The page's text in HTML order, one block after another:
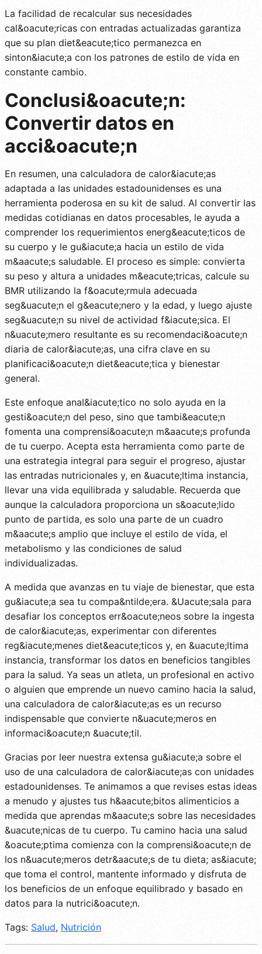
La facilidad de recalcular sus necesidades
cal&oacute;ricas con entradas actualizadas garantiza
que su plan diet&eacute;tico permanezca en
sinton&iacute;a con los patrones de estilo de vida en
constante cambio.
Conclusi&oacute;n:
Convertir datos en
acci&oacute;n
En resumen, una calculadora de calor&iacute;as
adaptada a las unidades estadounidenses es una
herramienta poderosa en su kit de salud. Al convertir las
medidas cotidianas en datos procesables, le ayuda a
comprender los requerimientos energ&eacute;ticos de
su cuerpo y le gu&iacute;a hacia un estilo de vida
m&aacute;s saludable. El proceso es simple: convierta
su peso y altura a unidades m&eacute;tricas, calcule su
BMR utilizando la f&oacute;rmula adecuada
seg&uacute;n el g&eacute;nero y la edad, y luego ajuste
seg&uacute;n su nivel de actividad f&iacute;sica. El
n&uacute;mero resultante es su recomendaci&oacute;n
diaria de calor&iacute;as, una cifra clave en su
planificaci&oacute;n diet&eacute;tica y bienestar
general.
Este enfoque anal&iacute;tico no solo ayuda en la
gesti&oacute;n del peso, sino que tambi&eacute;n
fomenta una comprensi&oacute;n m&aacute;s profunda
de tu cuerpo. Acepta esta herramienta como parte de
una estrategia integral para seguir el progreso, ajustar
las entradas nutricionales y, en &uacute;ltima instancia,
llevar una vida equilibrada y saludable. Recuerda que
aunque la calculadora proporciona un s&oacute;lido
punto de partida, es solo una parte de un cuadro
m&aacute;s amplio que incluye el estilo de vida, el
metabolismo y las condiciones de salud
individualizadas.
A medida que avanzas en tu viaje de bienestar, que esta
gu&iacute;a sea tu compa&ntilde;era. &Uacute;sala para
desafiar los conceptos err&oacute;neos sobre la ingesta
de calor&iacute;as, experimentar con diferentes
reg&iacute;menes diet&eacute;ticos y, en &uacute;ltima
instancia, transformar los datos en beneficios tangibles
para la salud. Ya seas un atleta, un profesional en activo
o alguien que emprende un nuevo camino hacia la salud,
una calculadora de calor&iacute;as es un recurso
indispensable que convierte n&uacute;meros en
informaci&oacute;n &uacute;til.
Gracias por leer nuestra extensa gu&iacute;a sobre el
uso de una calculadora de calor&iacute;as con unidades
estadounidenses. Te animamos a que revises estas ideas
a menudo y ajustes tus h&aacute;bitos alimenticios a
medida que aprendas m&aacute;s sobre las necesidades
&uacute;nicas de tu cuerpo. Tu camino hacia una salud
&oacute;ptima comienza con la comprensi&oacute;n de
los n&uacute;meros detr&aacute;s de tu dieta; as&iacute;
que toma el control, mantente informado y disfruta de
los beneficios de un enfoque equilibrado y basado en
datos para la nutrici&oacute;n.
Tags: Salud, Nutrición